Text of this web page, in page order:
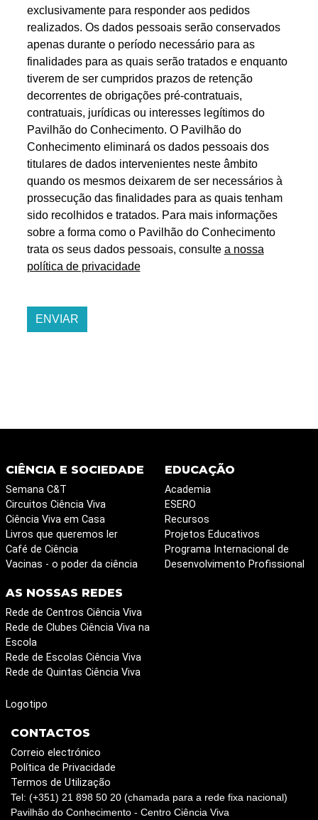
exclusivamente para responder aos pedidos
realizados. Os dados pessoais serão conservados
apenas durante o período necessário para as
finalidades para as quais serão tratados e enquanto
tiverem de ser cumpridos prazos de retenção
decorrentes de obrigações pré-contratuais,
contratuais, jurídicas ou interesses legítimos do
Pavilhão do Conhecimento. O Pavilhão do
Conhecimento eliminará os dados pessoais dos
titulares de dados intervenientes neste âmbito
quando os mesmos deixarem de ser necessários à
prossecução das finalidades para as quais tenham
sido recolhidos e tratados. Para mais informações
sobre a forma como o Pavilhão do Conhecimento
trata os seus dados pessoais, consulte a nossa
política de privacidade
ENVIAR
CIÊNCIA E SOCIEDADE
Semana C&T
Circuitos Ciência Viva
Ciência Viva em Casa
Livros que queremos ler
Café de Ciência
Vacinas - o poder da ciência
EDUCAÇÃO
Academia
ESERO
Recursos
Projetos Educativos
Programa Internacional de
Desenvolvimento Profissional
AS NOSSAS REDES
Rede de Centros Ciência Viva
Rede de Clubes Ciência Viva na
Escola
Rede de Escolas Ciência Viva
Rede de Quintas Ciência Viva
Logotipo
CONTACTOS
Correio electrónico
Política de Privacidade
Termos de Utilização
Tel: (+351) 21 898 50 20 (chamada para a rede fixa nacional)
Pavilhão do Conhecimento - Centro Ciência Viva